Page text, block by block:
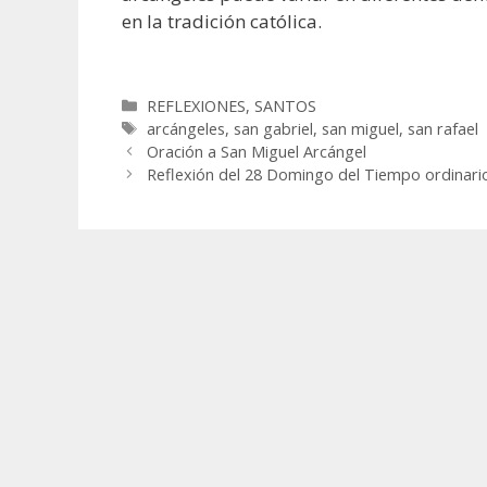
en la tradición católica.
Categorías
REFLEXIONES,SANTOS
Etiquetas
arcángeles, san gabriel, san miguel, san rafael
Oración a San Miguel Arcángel
Reflexión del 28 Domingo del Tiempo